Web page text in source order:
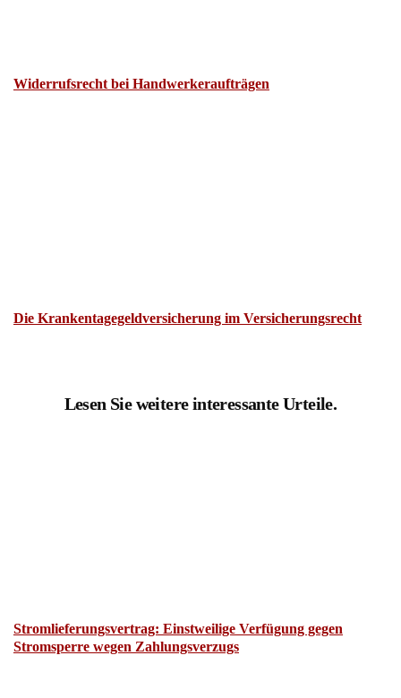
Widerrufsrecht bei Handwerkeraufträgen
Die Krankentagegeldversicherung im Versicherungsrecht
Lesen Sie weitere interessante Urteile.
Stromlieferungsvertrag: Einstweilige Verfügung gegen
Stromsperre wegen Zahlungsverzugs